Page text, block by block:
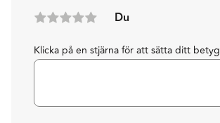
Du
Klicka på en stjärna för att sätta ditt betyg